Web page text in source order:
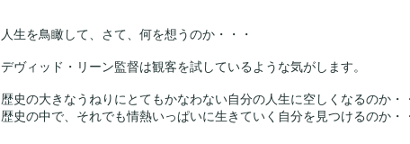
人生を鳥瞰して、さて、何を想うのか・・・
デヴィッド・リーン監督は観客を試しているような気がします。
歴史の大きなうねりにとてもかなわない自分の人生に空しくなるのか・
歴史の中で、それでも情熱いっぱいに生きていく自分を見つけるのか・